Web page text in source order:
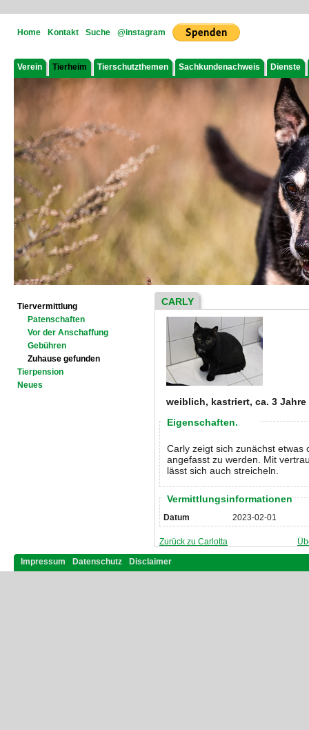
Home Kontakt Suche @instagram
Verein Tierheim Tierschutzthemen Sachkundenachweis Dienste
Tiervermittlung
Patenschaften
Vor der Anschaffung
Gebühren
Zuhause gefunden
Tierpension
Neues
CARLY
weiblich, kastriert, ca. 3 Jahre
Eigenschaften.
Carly zeigt sich zunächst
angefasst zu werden. Mit
lässt sich auch streicheln.
Vermittlungsinformationen
Datum 2023-02-01
Zurück zu Carlotta
Impressum Datenschutz Disclaimer